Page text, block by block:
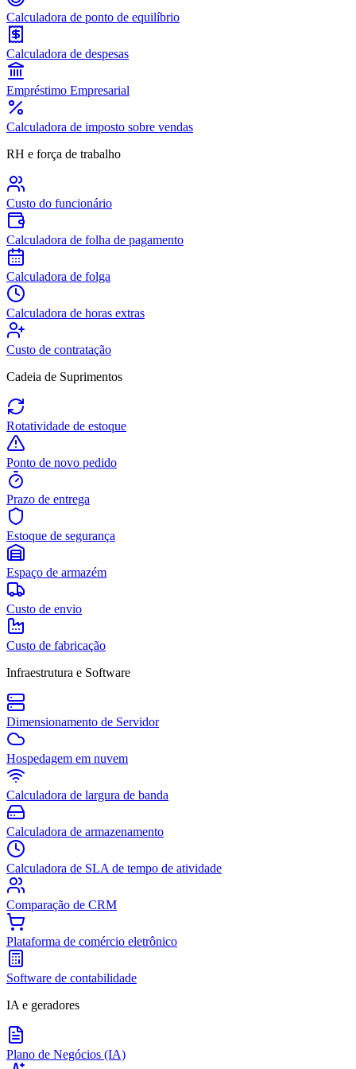
Calculadora de ponto de equilíbrio
Calculadora de despesas
Empréstimo Empresarial
Calculadora de imposto sobre vendas
RH e força de trabalho
Custo do funcionário
Calculadora de folha de pagamento
Calculadora de folga
Calculadora de horas extras
Custo de contratação
Cadeia de Suprimentos
Rotatividade de estoque
Ponto de novo pedido
Prazo de entrega
Estoque de segurança
Espaço de armazém
Custo de envio
Custo de fabricação
Infraestrutura e Software
Dimensionamento de Servidor
Hospedagem em nuvem
Calculadora de largura de banda
Calculadora de armazenamento
Calculadora de SLA de tempo de atividade
Comparação de CRM
Plataforma de comércio eletrônico
Software de contabilidade
IA e geradores
Plano de Negócios (IA)